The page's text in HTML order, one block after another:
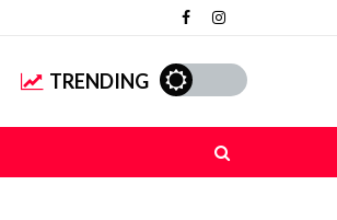
TRENDING